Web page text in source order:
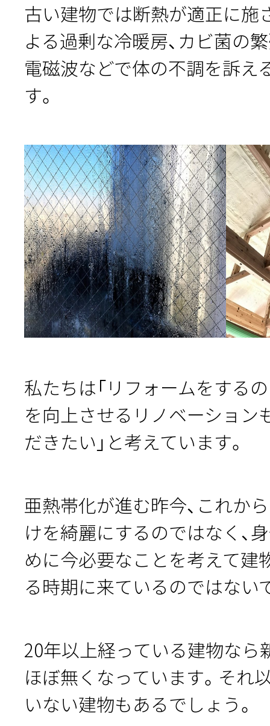
古い建物では断熱が適正に施
よる過剰な冷暖房、カビ菌の
電磁波などで体の不調を訴え
す。
私たちは「リフォームをする
を向上させるリノベーション
だきたい」と考えています。
亜熱帯化が進む昨今、これか
けを綺麗にするのではなく、
めに今必要なことを考えて建
る時期に来ているのではない
20年以上経っている建物なら
ほぼ無くなっています。それ
いない建物もあるでしょう。